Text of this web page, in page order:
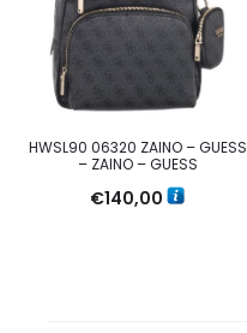
HWSL90 06320 ZAINO – GUESS
– ZAINO – GUESS
€140,00